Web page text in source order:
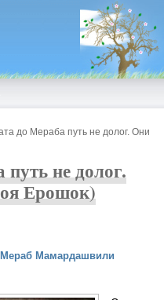
до Мераба путь не долог. Они
не долог.
Ерошок)
Мераб Мамардашвили